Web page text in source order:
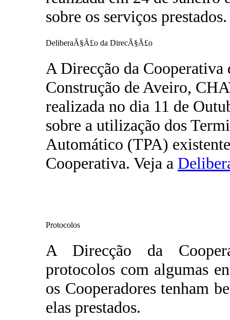
sobre os serviços
DeliberaÃ§Ã£o da DirecÃ§Ã£o
A Direcção da Cooperativa
Construção de Aveiro,
realizada no dia 11 de
sobre a utilização dos
Automático (TPA)
Cooperativa. Veja a
Protocolos
A Direcção da
protocolos com algumas
os Cooperadores tenham
elas prestados.